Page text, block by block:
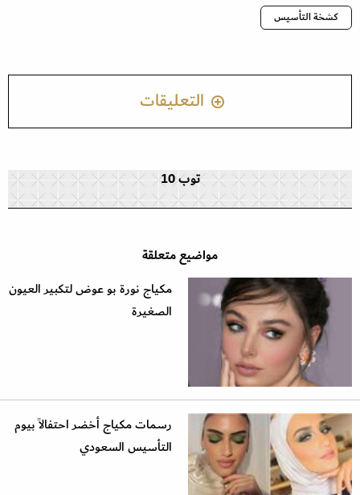
كشخة التأسيس
التعليقات
توب 10
مواضيع متعلقة
مكياج نورة بو عوض لتكبير العيون
الصغيرة
رسمات مكياج أخضر احتفالاً بيوم
التأسيس السعودي